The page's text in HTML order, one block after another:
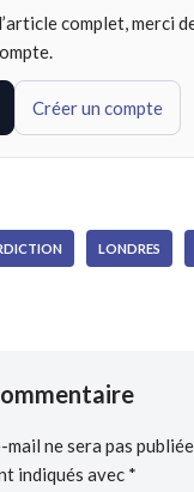
complet, merci
Créer un compte
LONDRES
ne sera pas
indiqués avec *